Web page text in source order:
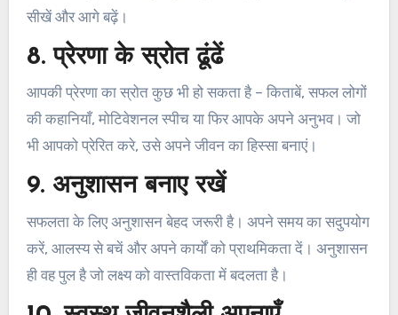
सीखें और आगे बढ़ें।
8. प्रेरणा के स्रोत ढूंढें
आपकी प्रेरणा का स्रोत कुछ भी हो सकता है – किताबें, सफल लोगों
की कहानियाँ, मोटिवेशनल स्पीच या फिर आपके अपने अनुभव। जो
भी आपको प्रेरित करे, उसे अपने जीवन का हिस्सा बनाएं।
9. अनुशासन बनाए रखें
सफलता के लिए अनुशासन बेहद जरूरी है। अपने समय का सदुपयोग
करें, आलस्य से बचें और अपने कार्यों को प्राथमिकता दें। अनुशासन
ही वह पुल है जो लक्ष्य को वास्तविकता में बदलता है।